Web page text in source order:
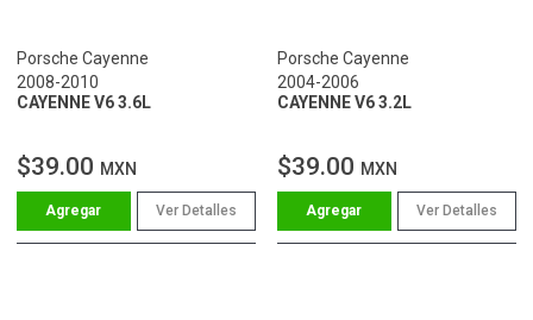
Porsche Cayenne
2008-2010
CAYENNE V6 3.6L
$39.00 MXN
Ver Detalles
Porsche Cayenne
2004-2006
CAYENNE V6 3.2L
$39.00 MXN
Ver Detalles